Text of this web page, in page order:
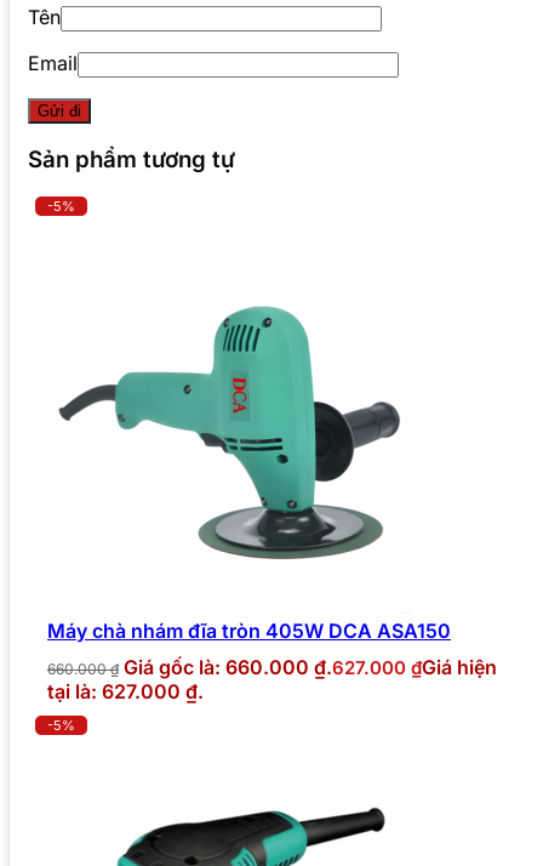
Tên
Email
Sản phẩm tương tự
-5%
Máy chà nhám đĩa tròn 405W DCA ASA150
660.000₫ Giá gốc là: 660.000 ₫.627.000 ₫Giá hiện
tại là: 627.000 ₫.
-5%